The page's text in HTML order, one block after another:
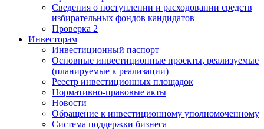
Сведения о поступлении и расходовании средств
избирательных фондов кандидатов
Проверка 2
Инвесторам
Инвестиционный паспорт
Основные инвестиционные проекты, реализуемые
(планируемые к реализации)
Реестр инвестиционных площадок
Нормативно-правовые акты
Новости
Обращение к инвестиционному уполномоченному
Система поддержки бизнеса